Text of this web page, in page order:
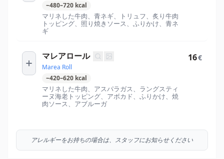
~480–720 kcal
マリネした牛肉、青ネギ、トリュフ、炙り牛肉
トッピング、照り焼きソース、ふりかけ、青ネ
ギ
マレアロール
Marea Roll
~420–620 kcal
マリネした牛肉、アスパラガス、ラングスティ
ーヌ海老トッピング、アボカド、ふりかけ、焼
肉ソース、アブルーガ
16€
アレルギーをお持ちの場合は、スタッフにお知らせください